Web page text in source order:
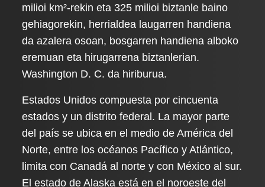
milioi km²-rekin eta 325 milioi biztanle baino
gehiagorekin, herrialdea laugarren handiena
da azalera osoan, bosgarren handiena alboko
eremuan eta hirugarrena biztanlerian.
Washington D. C. da hiriburua.
Estados Unidos compuesta por cincuenta
estados y un distrito federal. La mayor parte
del país se ubica en el medio de América del
Norte, entre los océanos Pacífico y Atlántico,
limita con Canadá al norte y con México al sur.
El estado de Alaska está en el noroeste del